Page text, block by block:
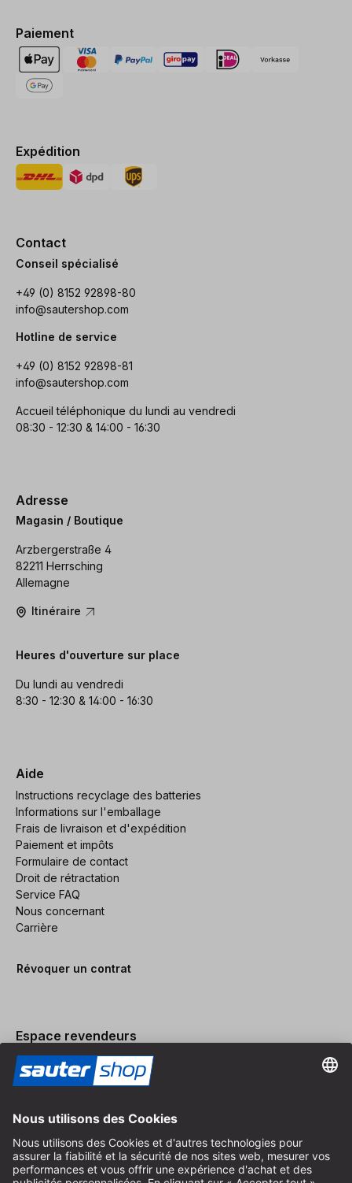
Paiement
Expédition
Contact
Conseil spécialisé
+49 (0) 8152 92898-80
info@sautershop.com
Hotline de service
+49 (0) 8152 92898-81
info@sautershop.com
Accueil téléphonique du lundi au vendredi
08:30 - 12:30 & 14:00 - 16:30
Adresse
Magasin / Boutique
Arzbergerstraße 4
82211 Herrsching
Allemagne
Itinéraire
Heures d'ouverture sur place
Du lundi au vendredi
8:30 - 12:30 & 14:00 - 16:30
Aide
Instructions recyclage des batteries
Informations sur l'emballage
Frais de livraison et d'expédition
Paiement et impôts
Formulaire de contact
Droit de rétractation
Service FAQ
Nous concernant
Carrière
Révoquer un contrat
Espace revendeurs
Devenir revendeur
Mentions légales